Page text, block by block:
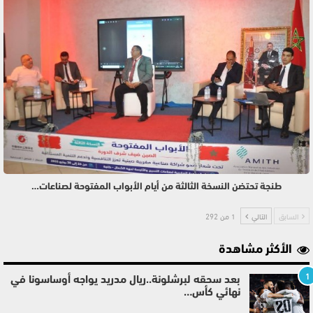
طنجة تحتضن النسخة الثالثة من أيام الأبواب المفتوحة لصناعات…
السابق التالي 1 من 292
الأكثر مشاهدة
1
بعد سحقه لبرشلونة..ريال مدريد يواجه أوساسونا في
نهائي كأس…